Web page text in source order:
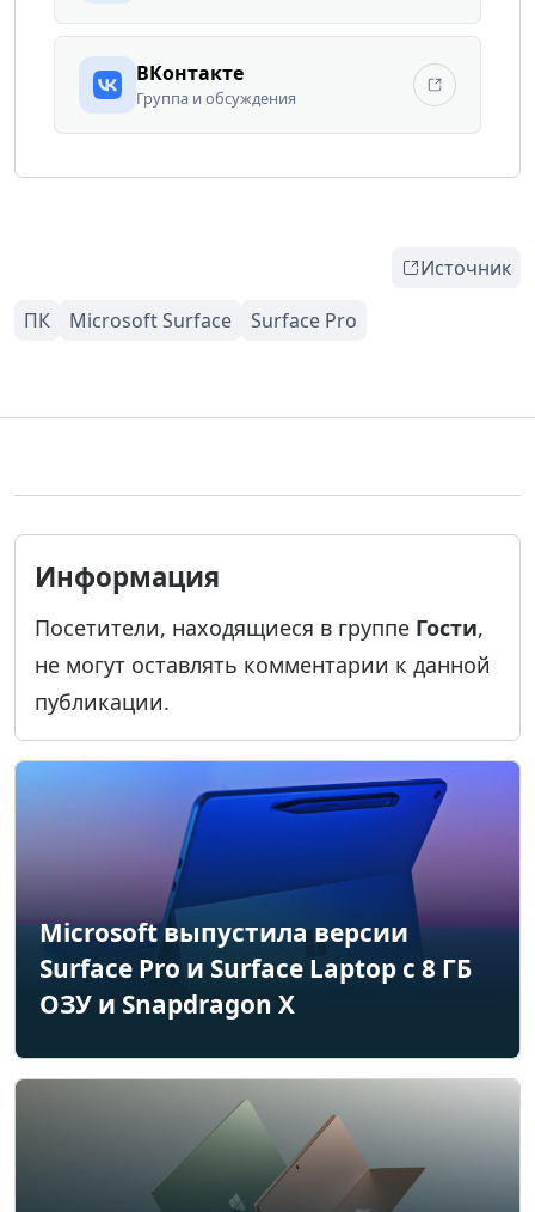
ВКонтакте
Группа и обсуждения
Источник
Информация
Посетители, находящиеся в группе Гости,
не могут оставлять комментарии к данной
публикации.
Microsoft выпустила версии
Surface Pro и Surface Laptop с 8 ГБ
ОЗУ и Snapdragon X